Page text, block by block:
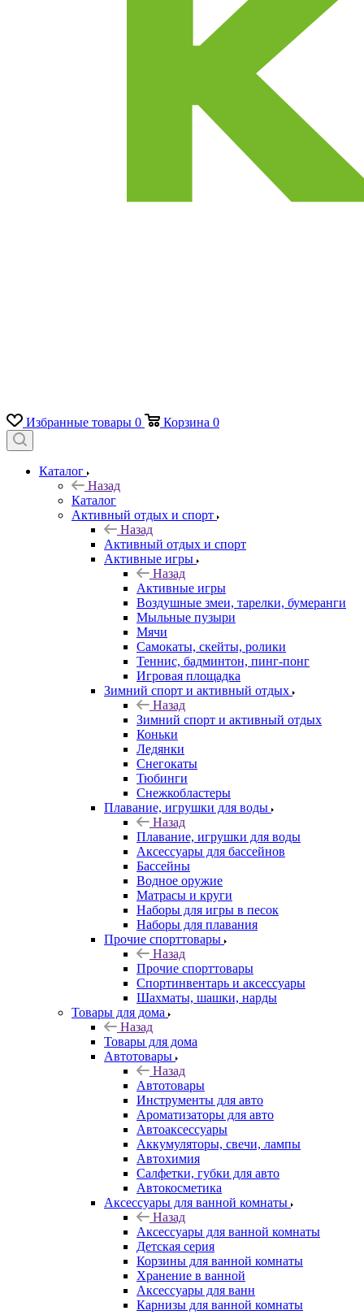
Избранные товары 0 Корзина 0
Каталог
Назад
Каталог
Активный отдых и спорт
Назад
Активный отдых и спорт
Активные игры
Назад
Активные игры
Воздушные змеи, тарелки, бумеранги
Мыльные пузыри
Мячи
Самокаты, скейты, ролики
Теннис, бадминтон, пинг-понг
Игровая площадка
Зимний спорт и активный отдых
Назад
Зимний спорт и активный отдых
Коньки
Ледянки
Снегокаты
Тюбинги
Снежкобластеры
Плавание, игрушки для воды
Назад
Плавание, игрушки для воды
Аксессуары для бассейнов
Бассейны
Водное оружие
Матрасы и круги
Наборы для игры в песок
Наборы для плавания
Прочие спорттовары
Назад
Прочие спорттовары
Спортинвентарь и аксессуары
Шахматы, шашки, нарды
Товары для дома
Назад
Товары для дома
Автотовары
Назад
Автотовары
Инструменты для авто
Ароматизаторы для авто
Автоаксессуары
Аккумуляторы, свечи, лампы
Автохимия
Салфетки, губки для авто
Автокосметика
Аксессуары для ванной комнаты
Назад
Аксессуары для ванной комнаты
Детская серия
Корзины для ванной комнаты
Хранение в ванной
Аксессуары для ванн
Карнизы для ванной комнаты